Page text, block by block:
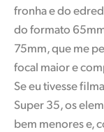
fronha e do
do formato
75mm, que me
focal maior e
Se eu tivesse
Super 35, os
bem menores e,